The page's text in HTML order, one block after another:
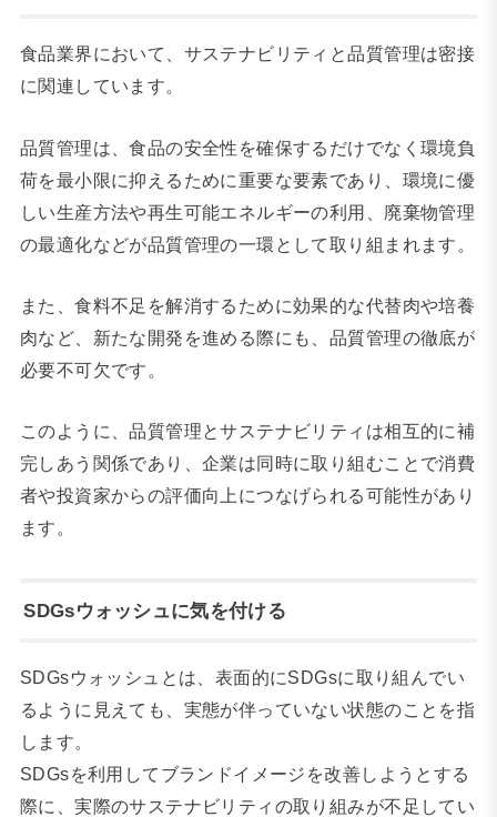
食品業界において、サステナビリティと品質管理は密接
に関連しています。
品質管理は、食品の安全性を確保するだけでなく環境負
荷を最小限に抑えるために重要な要素であり、環境に優
しい生産方法や再生可能エネルギーの利用、廃棄物管理
の最適化などが品質管理の一環として取り組まれます。
また、食料不足を解消するために効果的な代替肉や培養
肉など、新たな開発を進める際にも、品質管理の徹底が
必要不可欠です。
このように、品質管理とサステナビリティは相互的に補
完しあう関係であり、企業は同時に取り組むことで消費
者や投資家からの評価向上につなげられる可能性があり
ます。
SDGsウォッシュに気を付ける
SDGsウォッシュとは、表面的にSDGsに取り組んでい
るように見えても、実態が伴っていない状態のことを指
します。
SDGsを利用してブランドイメージを改善しようとする
際に、実際のサステナビリティの取り組みが不足してい